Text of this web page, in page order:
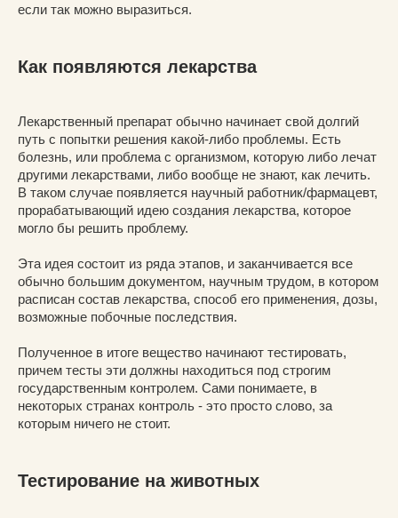
если так можно выразиться.
Как появляются лекарства
Лекарственный препарат обычно начинает свой долгий
путь с попытки решения какой-либо проблемы. Есть
болезнь, или проблема с организмом, которую либо лечат
другими лекарствами, либо вообще не знают, как лечить.
В таком случае появляется научный работник/фармацевт,
прорабатывающий идею создания лекарства, которое
могло бы решить проблему.
Эта идея состоит из ряда этапов, и заканчивается все
обычно большим документом, научным трудом, в котором
расписан состав лекарства, способ его применения, дозы,
возможные побочные последствия.
Полученное в итоге вещество начинают тестировать,
причем тесты эти должны находиться под строгим
государственным контролем. Сами понимаете, в
некоторых странах контроль - это просто слово, за
которым ничего не стоит.
Тестирование на животных